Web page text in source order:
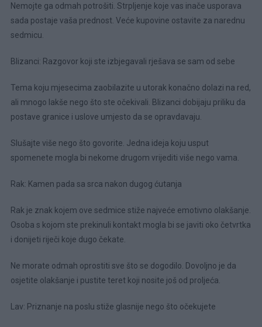
Nemojte ga odmah potrošiti. Strpljenje koje vas inače usporava
sada postaje vaša prednost. Veće kupovine ostavite za narednu
sedmicu.
Blizanci: Razgovor koji ste izbjegavali rješava se sam od sebe
Tema koju mjesecima zaobilazite u utorak konačno dolazi na red,
ali mnogo lakše nego što ste očekivali. Blizanci dobijaju priliku da
postave granice i uslove umjesto da se opravdavaju.
Slušajte više nego što govorite. Jedna ideja koju usput
spomenete mogla bi nekome drugom vrijediti više nego vama.
Rak: Kamen pada sa srca nakon dugog ćutanja
Rak je znak kojem ove sedmice stiže najveće emotivno olakšanje.
Osoba s kojom ste prekinuli kontakt mogla bi se javiti oko četvrtka
i donijeti riječi koje dugo čekate.
Ne morate odmah oprostiti sve što se dogodilo. Dovoljno je da
osjetite olakšanje i pustite teret koji nosite još od proljeća.
Lav: Priznanje na poslu stiže glasnije nego što očekujete